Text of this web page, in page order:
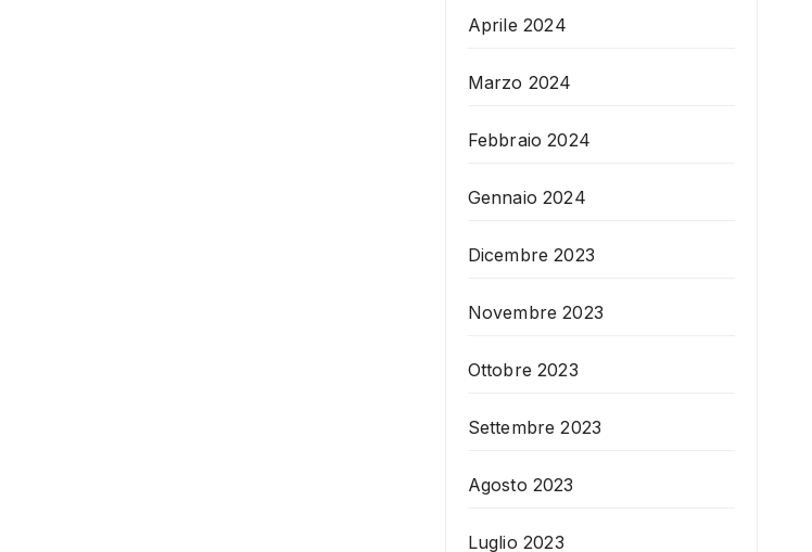
Aprile 2024
Marzo 2024
Febbraio 2024
Gennaio 2024
Dicembre 2023
Novembre 2023
Ottobre 2023
Settembre 2023
Agosto 2023
Luglio 2023